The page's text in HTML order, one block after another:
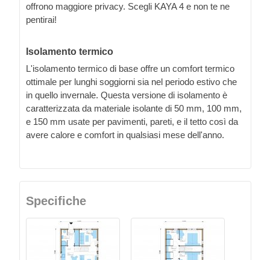
offrono maggiore privacy. Scegli KAYA 4 e non te ne
pentirai!
Isolamento termico
L'isolamento termico di base offre un comfort termico
ottimale per lunghi soggiorni sia nel periodo estivo che
in quello invernale. Questa versione di isolamento è
caratterizzata da materiale isolante di 50 mm, 100 mm,
e 150 mm usate per pavimenti, pareti, e il tetto così da
avere calore e comfort in qualsiasi mese dell'anno.
Specifiche